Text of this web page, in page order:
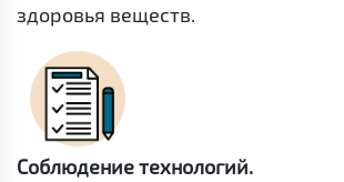
здоровья веществ.
Соблюдение технологий.